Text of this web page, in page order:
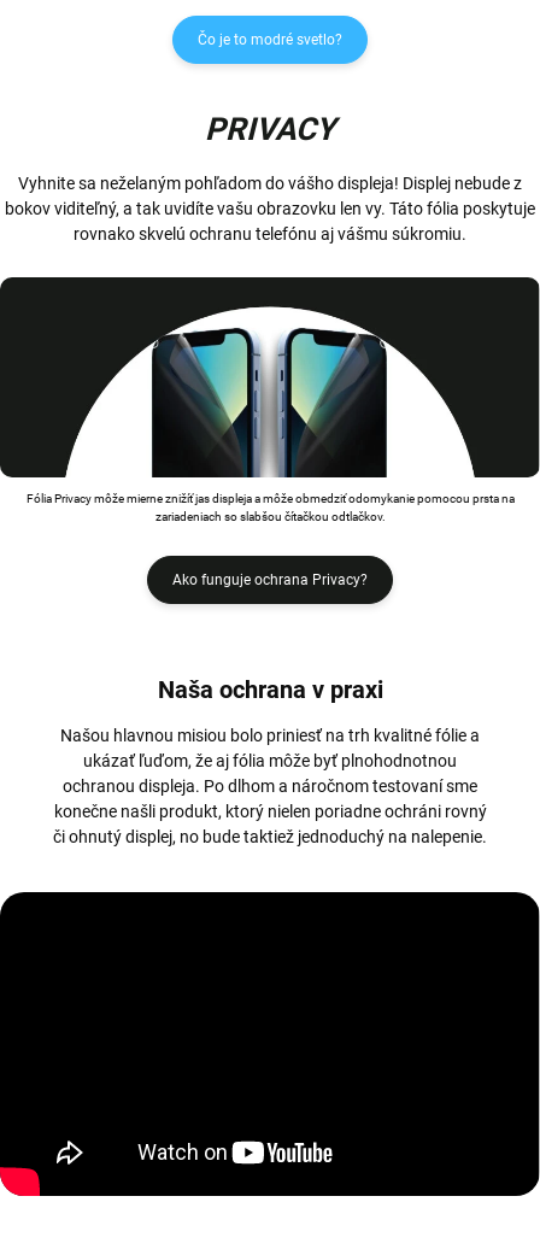
Čo je to modré svetlo?
PRIVACY
Vyhnite sa neželaným pohľadom do vášho displeja! Displej nebude z
bokov viditeľný, a tak uvidíte vašu obrazovku len vy. Táto fólia poskytuje
rovnako skvelú ochranu telefónu aj vášmu súkromiu.
Fólia Privacy môže mierne znižíť jas displeja a môže obmedziť odomykanie pomocou prsta na
zariadeniach so slabšou čítačkou odtlačkov.
Ako funguje ochrana Privacy?
Naša ochrana v praxi
Našou hlavnou misiou bolo priniesť na trh kvalitné fólie a
ukázať ľuďom, že aj fólia môže byť plnohodnotnou
ochranou displeja. Po dlhom a náročnom testovaní sme
konečne našli produkt, ktorý nielen poriadne ochráni rovný
či ohnutý displej, no bude taktiež jednoduchý na nalepenie.